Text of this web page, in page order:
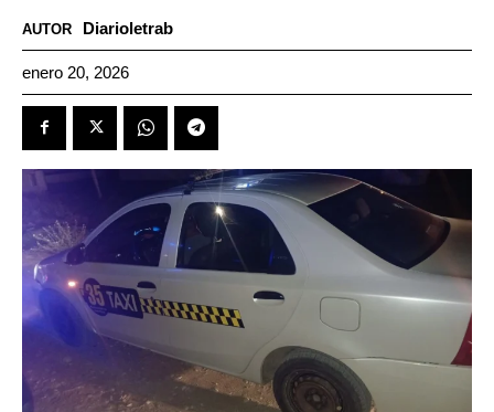
AUTOR Diarioletrab
enero 20, 2026